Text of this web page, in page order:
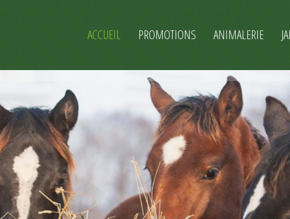
ACCUEIL PROMOTIONS ANIMALERIE